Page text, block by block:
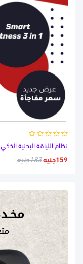
نظام اللياقة البدنية الذكي 3 في 1 الكهربائية
159جنيه
183جنيه